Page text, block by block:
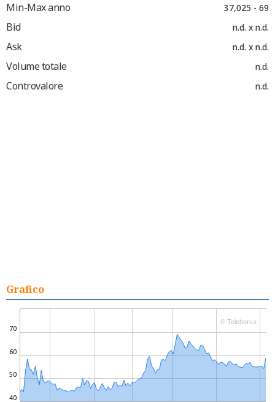
Min-Max anno 37,025 - 69
Bid n.d. x n.d.
Ask n.d. x n.d.
Volume totale n.d.
Controvalore n.d.
Grafico
40
50
60
70
© Teleborsa